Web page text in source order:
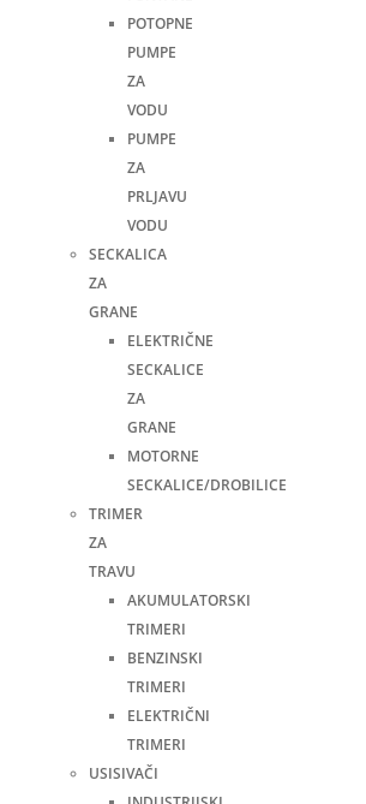
POTOPNE
PUMPE
ZA
VODU
PUMPE
ZA
PRLJAVU
VODU
SECKALICA
ZA
GRANE
ELEKTRIČNE
SECKALICE
ZA
GRANE
MOTORNE
SECKALICE/DROBILICE
TRIMER
ZA
TRAVU
AKUMULATORSKI
TRIMERI
BENZINSKI
TRIMERI
ELEKTRIČNI
TRIMERI
USISIVAČI